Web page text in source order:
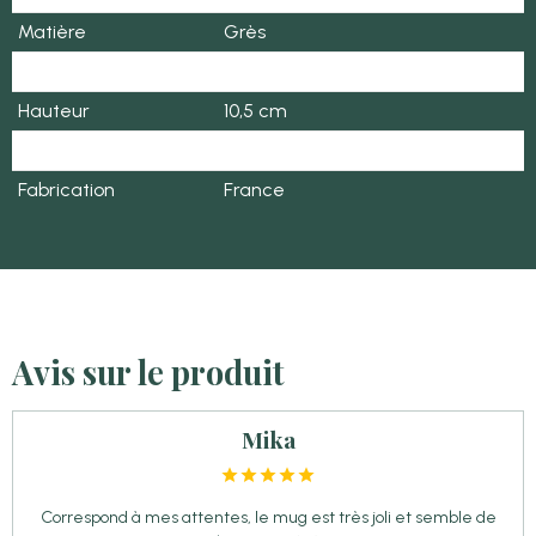
Matière
Grès
Hauteur
10,5 cm
Fabrication
France
Avis sur le produit
Mika
Correspond à mes attentes, le mug est très joli et semble de